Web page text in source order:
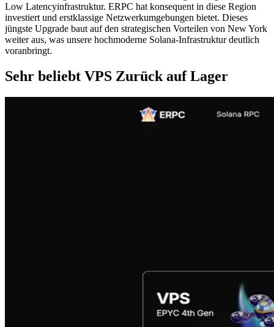
Low Latencyinfrastruktur. ERPC hat konsequent in diese Region
investiert und erstklassige Netzwerkumgebungen bietet. Dieses
jüngste Upgrade baut auf den strategischen Vorteilen von New York
weiter aus, was unsere hochmoderne Solana-Infrastruktur deutlich
voranbringt.
Sehr beliebt VPS Zurück auf Lager